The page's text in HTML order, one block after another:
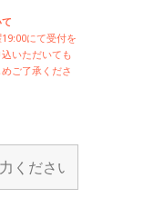
にて受付を
いただいても
ご了承くださ